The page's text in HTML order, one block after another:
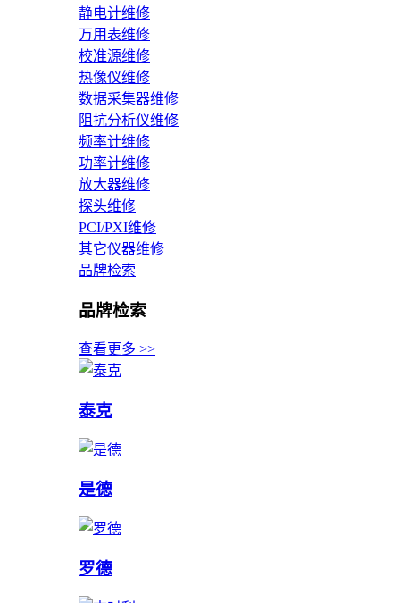
静电计维修
万用表维修
校准源维修
热像仪维修
数据采集器维修
阻抗分析仪维修
频率计维修
功率计维修
放大器维修
探头维修
PCI/PXI维修
其它仪器维修
品牌检索
品牌检索
查看更多 >>
泰克
是德
罗德